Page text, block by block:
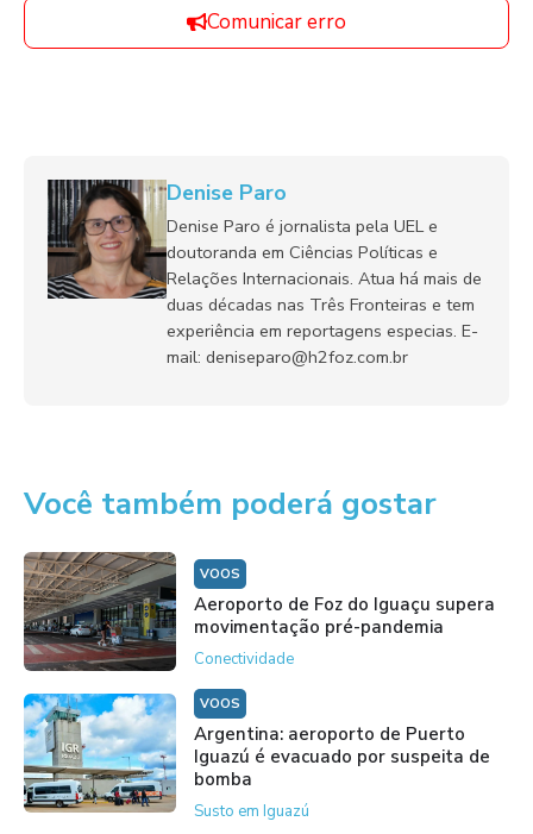
Comunicar erro
Denise Paro
Denise Paro é jornalista pela UEL e
doutoranda em Ciências Políticas e
Relações Internacionais. Atua há mais de
duas décadas nas Três Fronteiras e tem
experiência em reportagens especias. E-
mail: deniseparo@h2foz.com.br
Você também poderá gostar
VOOS
Aeroporto de Foz do Iguaçu supera
movimentação pré-pandemia
Conectividade
VOOS
Argentina: aeroporto de Puerto
Iguazú é evacuado por suspeita de
bomba
Susto em Iguazú